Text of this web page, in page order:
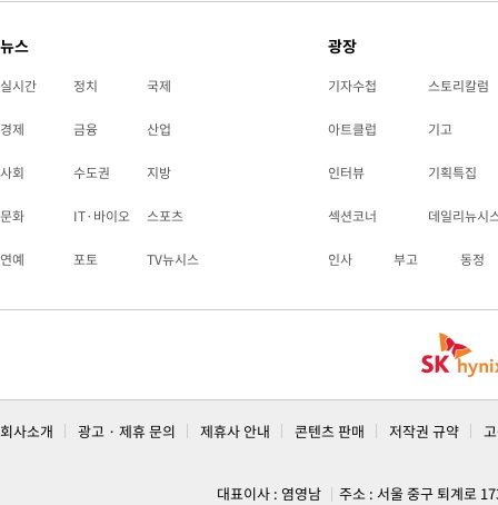
뉴스
실시간 정치 국제
경제 금융 산업
사회 수도권 지방
문화 IT·바이오 스포츠
연예 포토 TV뉴시스
광장
기자수첩 스토리칼럼
아트클럽 기고
인터뷰 기획특집
섹션코너 데일리뉴시
인사 부고 동정
회사소개 광고 · 제휴 문의 제휴사 안내 콘텐츠 판매 저작권 규약
대표이사 : 염영남
주소 : 서울 중구 퇴계로